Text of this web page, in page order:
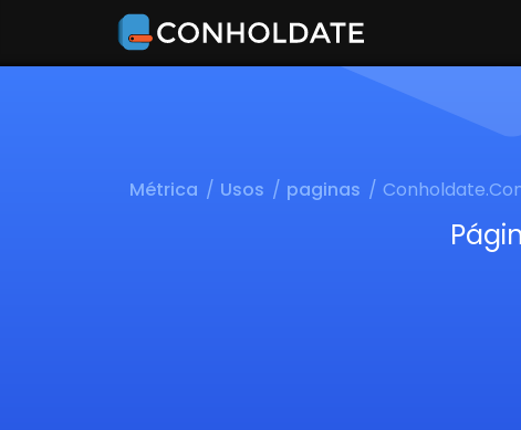
Métrica Usos paginas